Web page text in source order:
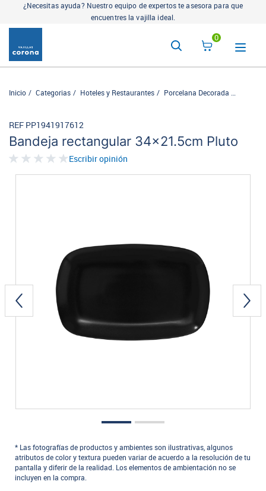
¿Necesitas ayuda? Nuestro equipo de expertos te asesora para que
encuentres la vajilla ideal.
0
Inicio Categorias Hoteles y Restaurantes Porcelana Decorada
Bandeja rectangular 34x21.5cm Pluto
REF PP1941917612
Escribir opinión
* Las fotografías de productos y ambientes son ilustrativas, algunos
atributos de color y textura pueden variar de acuerdo a la resolución de tu
pantalla y diferir de la realidad. Los elementos de ambientación no se
incluyen en la compra.